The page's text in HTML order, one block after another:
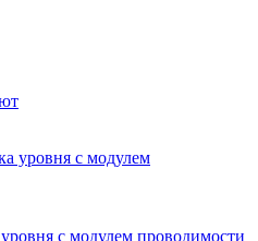
с модулем проводимости